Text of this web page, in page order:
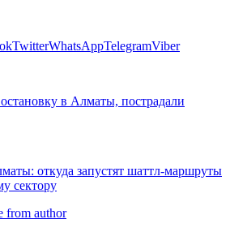
TwitterWhatsAppTelegramViber
в Алматы, пострадали
откуда запустят шаттл-маршруты
сектору
from author